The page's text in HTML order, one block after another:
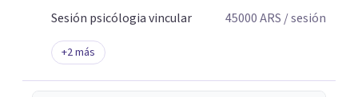
Sesión psicólogia vincular
45000ARS / sesión
+2más